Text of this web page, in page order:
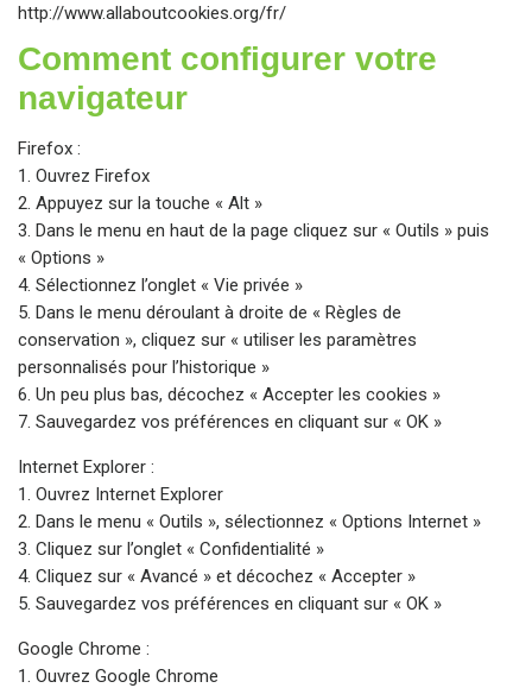
http://www.allaboutcookies.org/fr/
Comment configurer votre
navigateur
Firefox :
1. Ouvrez Firefox
2. Appuyez sur la touche « Alt »
3. Dans le menu en haut de la page cliquez sur « Outils » puis
« Options »
4. Sélectionnez l’onglet « Vie privée »
5. Dans le menu déroulant à droite de « Règles de
conservation », cliquez sur « utiliser les paramètres
personnalisés pour l’historique »
6. Un peu plus bas, décochez « Accepter les cookies »
7. Sauvegardez vos préférences en cliquant sur « OK »
Internet Explorer :
1. Ouvrez Internet Explorer
2. Dans le menu « Outils », sélectionnez « Options Internet »
3. Cliquez sur l’onglet « Confidentialité »
4. Cliquez sur « Avancé » et décochez « Accepter »
5. Sauvegardez vos préférences en cliquant sur « OK »
Google Chrome :
1. Ouvrez Google Chrome